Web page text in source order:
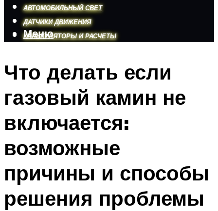
АВТОМОБИЛЬНЫЙ СВЕТ
ДАТЧИКИ ДВИЖЕНИЯ
КАЛЬКУЛЯТОРЫ И РАСЧЕТЫ
Меню
Меню
Что делать если
газовый камин не
включается:
возможные
причины и способы
решения проблемы